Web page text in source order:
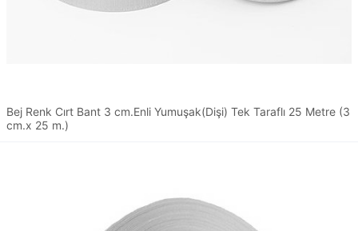
Bej Renk Cırt Bant 3 cm.Enli Yumuşak(Dişi) Tek Taraflı 25 Metre (3
cm.x 25 m.)